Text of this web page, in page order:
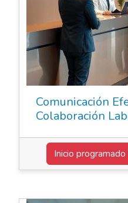
Comunicación
Colaboración
Inicio programado